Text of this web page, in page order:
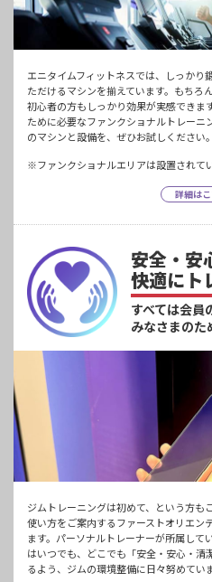
エニタイムフィットネスでは、しっかり
ただけるマシンを揃えています。もちろ
初心者の方もしっかり効果が実感できま
ために必要なファンクショナルトレーニ
のマシンと設備を、ぜひお試しください。
※ファンクショナルエリアは設置されて
詳細は
安全・安
快適にト
すべては会員
みなさまのた
ジムトレーニングは初めて、という方も
使い方をご案内するファーストオリエン
ます。パーソナルトレーナーが所属して
はいつでも、どこでも「安全・安心・清
るよう、ジムの環境整備に日々努めていま